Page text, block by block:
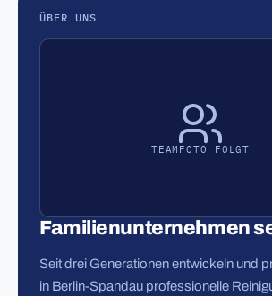
ÜBER UNS
TEAMFOTO FOLGT
Familienunternehmen
Seit drei Generationen entwickeln und
in Berlin-Spandau professionelle